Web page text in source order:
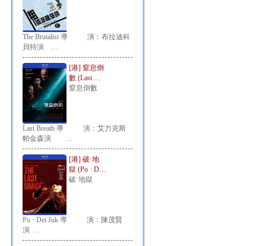
The Brutalist 導 演：布拉迪科
貝特演 …
[港] 窒息倒
數 (Last …
窒息倒數
Last Breath 導 演：艾力克斯
帕金森演 …
[港] 破·地
獄 (Po · D…
破·地獄
Po · Dei Juk 導 演：陳茂賢
演 …